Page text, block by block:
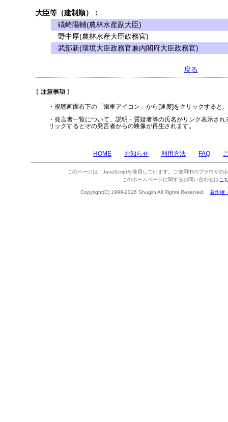
大臣等（建制順）：
礒崎陽輔(農林水産副大臣)
野中厚(農林水産大臣政務官)
武部新(環境大臣政務官兼内閣府大臣政務官)
戻る
・視聴画面右下の「歯車アイコン」から[速度]をクリックすると
・発言者一覧について、説明・質疑者等の氏名がリンク表示さ
リックするとその発言者からの映像が再生されます。
HOME お知らせ 利用方法 FAQ
このページは、JavaScriptを使用しています。ご使用中のブラウザの
このホームページに関するお問い合わせは こ
Copyright(C) 1999-2026 Shugiin All Rights Reserved. 著作権